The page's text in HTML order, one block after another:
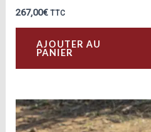
267,00€ TTC
AJOUTER AU
PANIER